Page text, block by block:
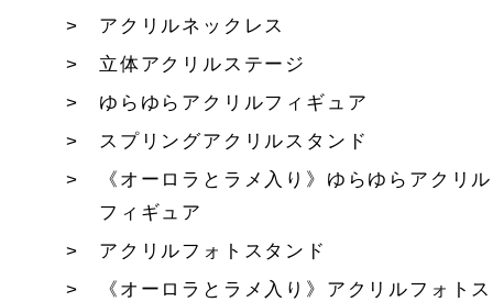
アクリルネックレス
立体アクリルステージ
ゆらゆらアクリルフィギュア
スプリングアクリルスタンド
《オーロラとラメ入り》ゆらゆらアクリル
フィギュア
アクリルフォトスタンド
《オーロラとラメ入り》アクリルフォトス